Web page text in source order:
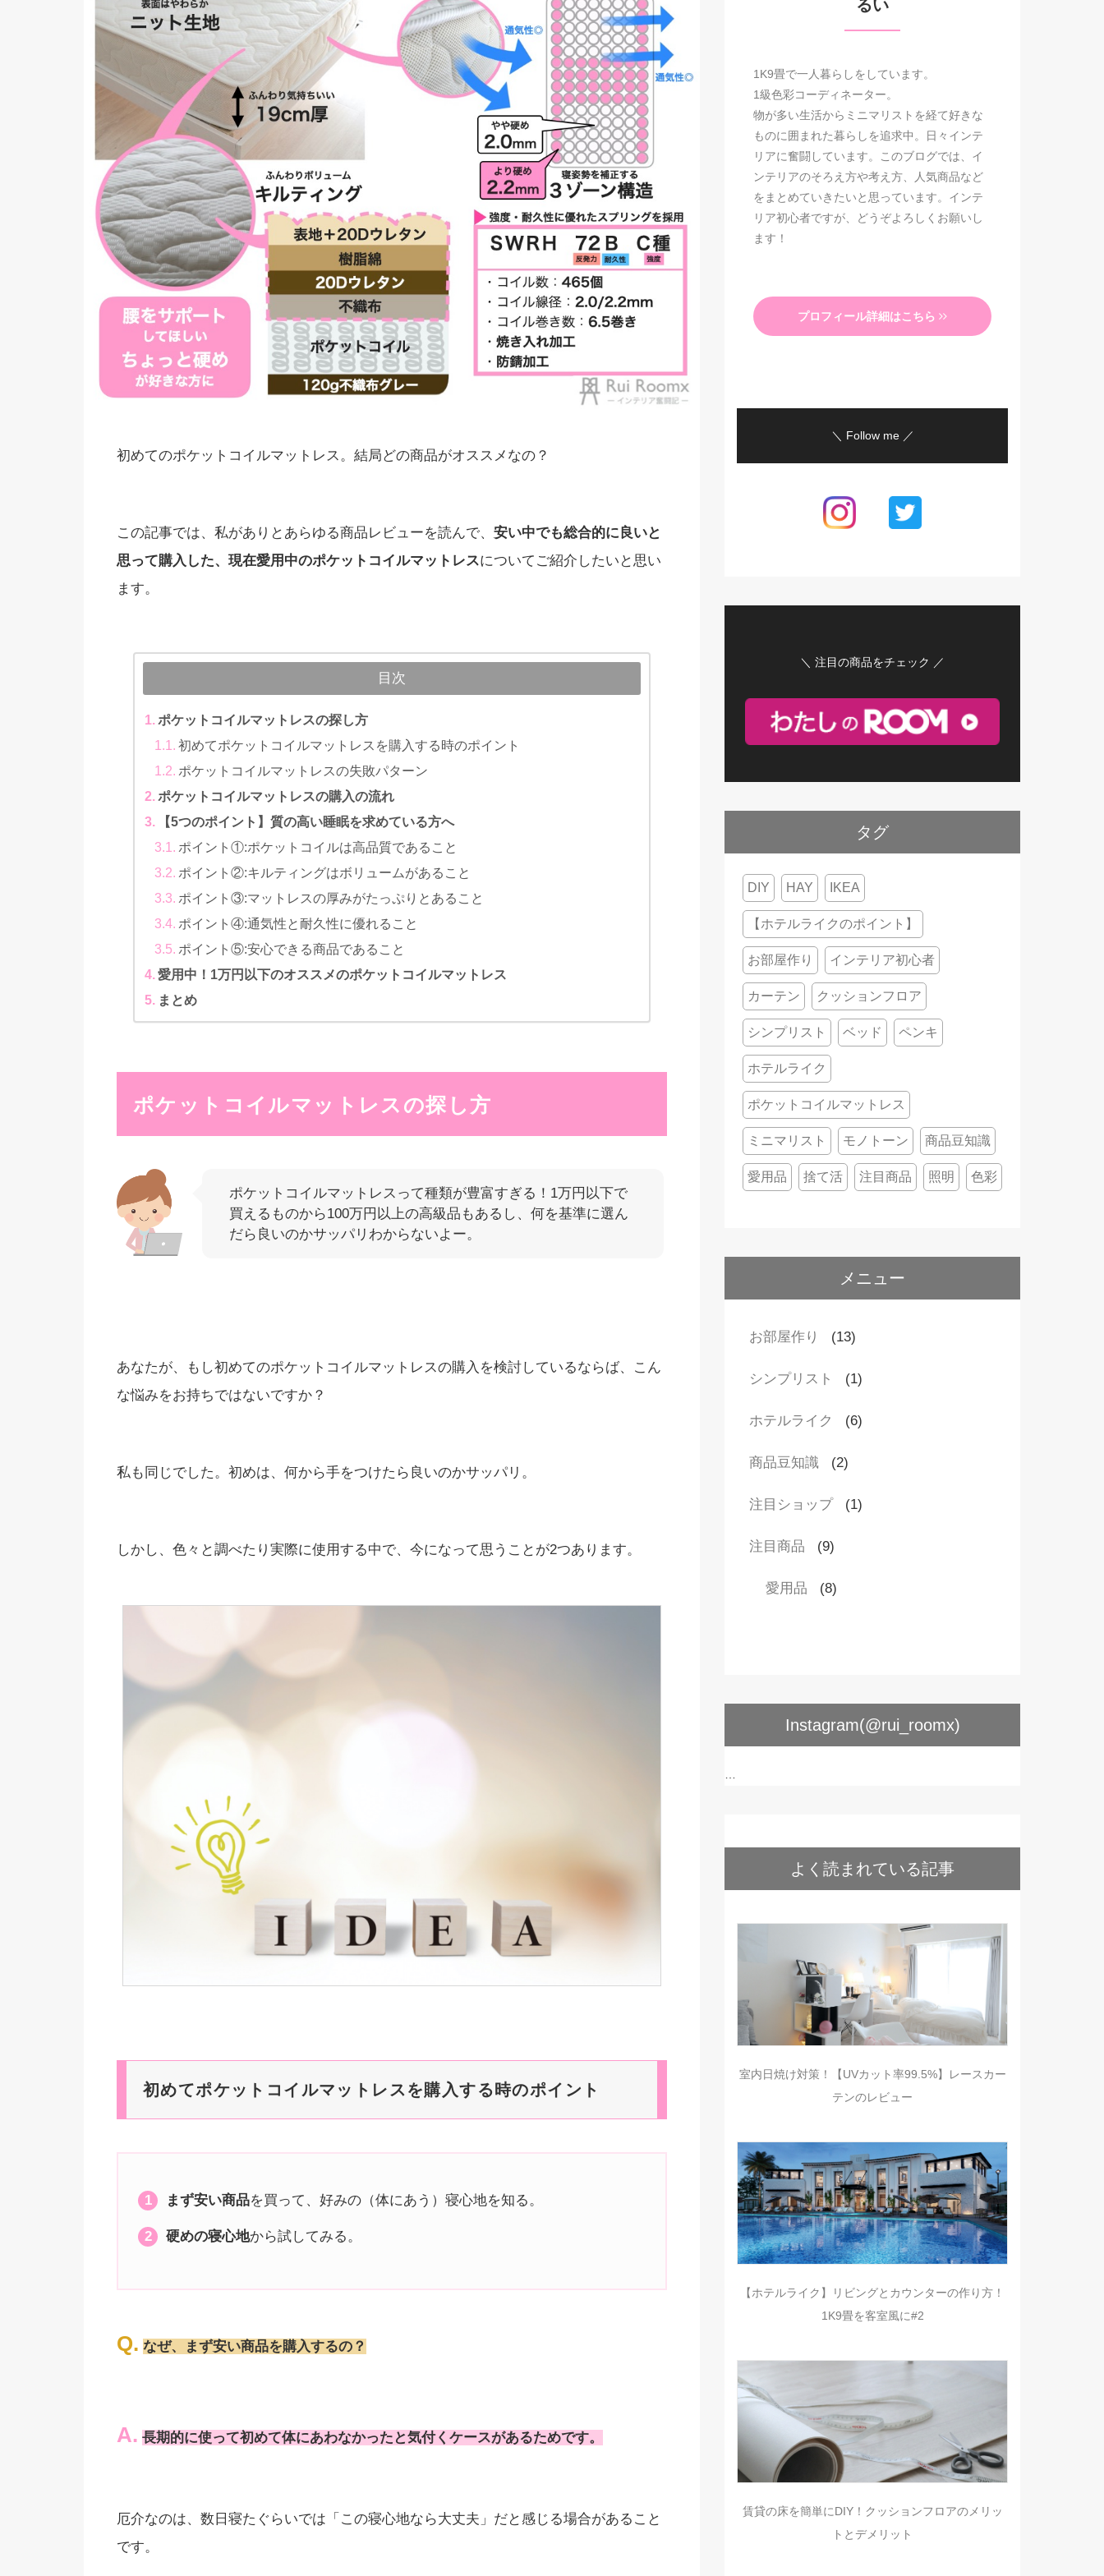
初めてのポケットコイルマットレス。結局どの商品がオススメなの？
この記事では、私がありとあらゆる商品レビューを読んで、 安い中でも総合的に良いと
思って購入した、現在愛用中のポケットコイルマットレスについてご紹介したいと思い
ます。
目次
ポケットコイルマットレスの探し方
初めてポケットコイルマットレスを購入する時のポイント
ポケットコイルマットレスの失敗パターン
ポケットコイルマットレスの購入の流れ
【5つのポイント】質の高い睡眠を求めている方へ
ポイント①:ポケットコイルは高品質であること
ポイント②:キルティングはボリュームがあること
ポイント③:マットレスの厚みがたっぷりとあること
ポイント④:通気性と耐久性に優れること
ポイント⑤:安心できる商品であること
愛用中！1万円以下のオススメのポケットコイルマットレス
まとめ
ポケットコイルマットレスの探し方
ポケットコイルマットレスって種類が豊富すぎる！1万円以下で
買えるものから100万円以上の高級品もあるし、何を基準に選ん
だら良いのかサッパリわからないよー。
あなたが、もし初めてのポケットコイルマットレスの購入を検討しているならば、こん
な悩みをお持ちではないですか？
私も同じでした。初めは、何から手をつけたら良いのかサッパリ。
しかし、色々と調べたり実際に使用する中で、今になって思うことが2つあります。
初めてポケットコイルマットレスを購入する時のポイント
まず安い商品を買って、好みの（体にあう）寝心地を知る。
硬めの寝心地から試してみる。
Q. なぜ、まず安い商品を購入するの？
A. 長期的に使って初めて体にあわなかったと気付くケースがあるためです。
厄介なのは、数日寝たぐらいでは「この寝心地なら大丈夫」だと感じる場合があること
です。
るい
1K9畳で一人暮らしをしています。
1級色彩コーディネーター。
物が多い生活からミニマリストを経て好きな
ものに囲まれた暮らしを追求中。日々インテ
リアに奮闘しています。このブログでは、イ
ンテリアのそろえ方や考え方、人気商品など
をまとめていきたいと思っています。インテ
リア初心者ですが、どうぞよろしくお願いし
ます！
プロフィール詳細はこちら
＼ Follow me ／
＼ 注目の商品をチェック ／
タグ
DIY HAY IKEA
【ホテルライクのポイント】
お部屋作り インテリア初心者
カーテン クッションフロア
シンプリスト ベッド ペンキ
ホテルライク
ポケットコイルマットレス
ミニマリスト モノトーン 商品豆知識
愛用品 捨て活 注目商品 照明 色彩
メニュー
お部屋作り (13)
シンプリスト (1)
ホテルライク (6)
商品豆知識 (2)
注目ショップ (1)
注目商品 (9)
愛用品 (8)
Instagram(@rui_roomx)
よく読まれている記事
室内日焼け対策！【UVカット率99.5%】レースカー
テンのレビュー
【ホテルライク】リビングとカウンターの作り方！
1K9畳を客室風に#2
賃貸の床を簡単にDIY！クッションフロアのメリッ
トとデメリット